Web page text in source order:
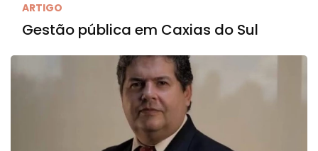
ARTIGO
Gestão pública em Caxias do Sul